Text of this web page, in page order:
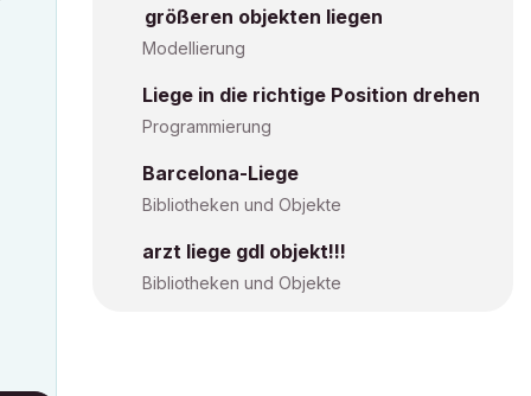
größeren objekten liegen
Modellierung
Liege in die richtige Position drehen
Programmierung
Barcelona-Liege
Bibliotheken und Objekte
arzt liege gdl objekt!!!
Bibliotheken und Objekte